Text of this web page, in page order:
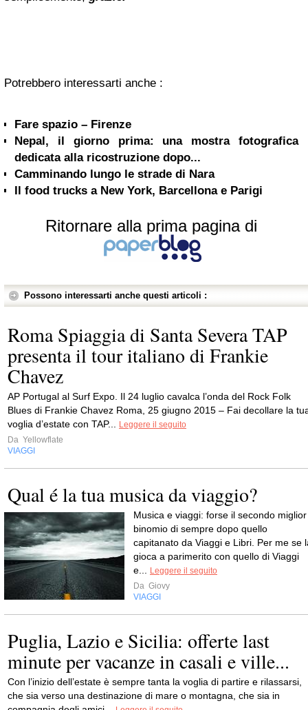
Potrebbero interessarti anche :
Fare spazio – Firenze
Nepal, il giorno prima: una mostra fotografica
dedicata alla ricostruzione dopo...
Camminando lungo le strade di Nara
Il food trucks a New York, Barcellona e Parigi
Ritornare alla prima pagina di
Possono interessarti anche questi articoli :
Roma Spiaggia di Santa Severa TAP
presenta il tour italiano di Frankie
Chavez
AP Portugal al Surf Expo. Il 24 luglio cavalca l’onda del Rock Folk
Blues di Frankie Chavez Roma, 25 giugno 2015 – Fai decollare la
voglia d’estate con TAP...
Leggere il seguito
Da Yellowflate
VIAGGI
Qual é la tua musica da viaggio?
Musica e viaggi: forse il secondo miglior
binomio di sempre dopo quello
capitanato da Viaggi e Libri. Per me se
gioca a parimerito con quello di Viaggi
e...
Leggere il seguito
Da Giovy
VIAGGI
Puglia, Lazio e Sicilia: offerte last
minute per vacanze in casali e ville...
Con l’inizio dell’estate è sempre tanta la voglia di partire e rilassarsi,
che sia verso una destinazione di mare o montagna, che sia in